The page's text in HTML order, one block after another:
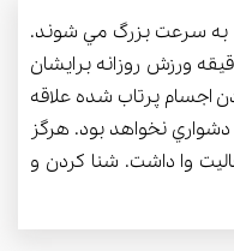
به سرعت بزرگ مي شوند.
ورزش روزانه برايشان
اجسام پرتاب شده علاقه
نخواهد بود. هرگز
وا داشت. شنا كردن و